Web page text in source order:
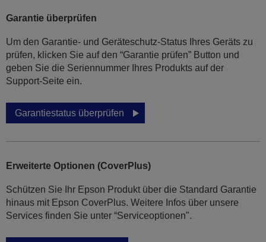
Garantie überprüfen
Um den Garantie- und Geräteschutz-Status Ihres Geräts zu
prüfen, klicken Sie auf den “Garantie prüfen” Button und
geben Sie die Seriennummer Ihres Produkts auf der
Support-Seite ein.
Garantiestatus überprüfen
Erweiterte Optionen (CoverPlus)
Schützen Sie Ihr Epson Produkt über die Standard Garantie
hinaus mit Epson CoverPlus. Weitere Infos über unsere
Services finden Sie unter “Serviceoptionen".